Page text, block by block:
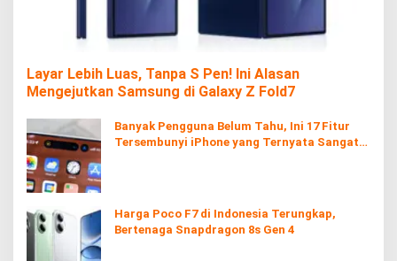
Layar Lebih Luas, Tanpa S Pen! Ini Alasan
Mengejutkan Samsung di Galaxy Z Fold7
Banyak Pengguna Belum Tahu, Ini 17 Fitur
Tersembunyi iPhone yang Ternyata Sangat
Harga Poco F7 di Indonesia Terungkap,
Bertenaga Snapdragon 8s Gen 4